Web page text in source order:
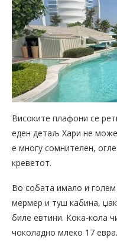
Високите плафони се
еден детаљ Хари не
е многу сомнителен,
креветот.
Во собата имало и
мермер и туш кабина,
биле евтини. Кока-кола
чоколадно млеко 17